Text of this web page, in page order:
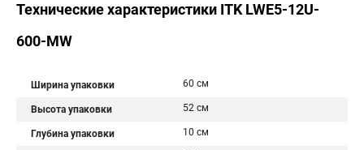
Технические характеристики ITK LWE5-12U-
600-MW
Ширина упаковки 60 см
Высота упаковки 52 см
Глубина упаковки 10 см